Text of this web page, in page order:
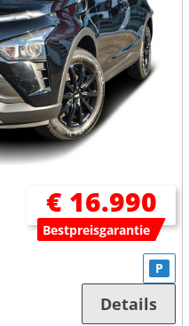
€ 16.990
Bestpreisgarantie
P
Details